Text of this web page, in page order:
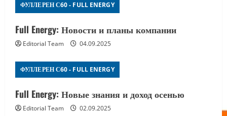
ФУЛЛЕРЕН С60 - FULL ENERGY
Full Energy: Новости и планы компании
Editorial Team 04.09.2025
ФУЛЛЕРЕН С60 - FULL ENERGY
Full Energy: Новые знания и доход осенью
Editorial Team 02.09.2025